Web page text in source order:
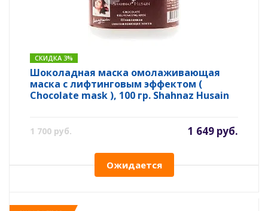
СКИДКА 3%
Шоколадная маска омолаживающая
маска с лифтинговым эффектом (
Chocolate mask ), 100 гр. Shahnaz Husain
1 700 руб. 1 649 руб.
Ожидается